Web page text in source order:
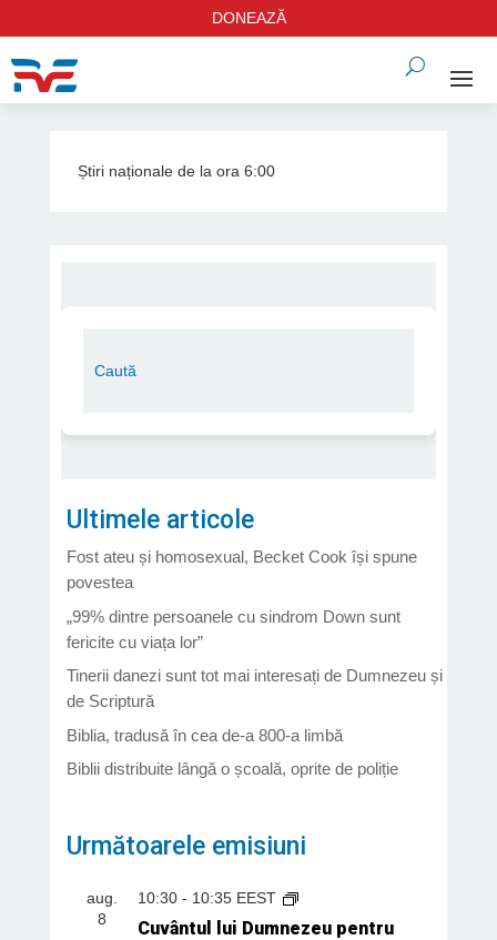
DONEAZĂ
Știri naționale de la ora 6:00
Ultimele articole
Fost ateu și homosexual, Becket Cook își spune
povestea
„99% dintre persoanele cu sindrom Down sunt
fericite cu viața lor”
Tinerii danezi sunt tot mai interesați de Dumnezeu și
de Scriptură
Biblia, tradusă în cea de-a 800-a limbă
Biblii distribuite lângă o școală, oprite de poliție
Următoarele emisiuni
aug.
8
10:30- 10:35 EEST
Cuvântul lui Dumnezeu pentru